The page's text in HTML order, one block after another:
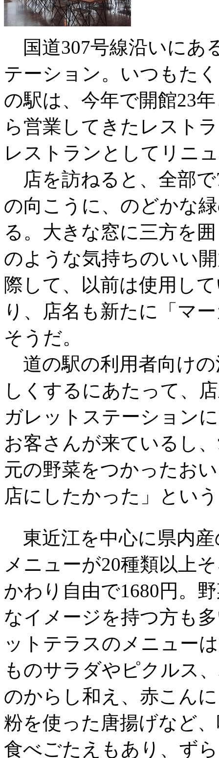
国道307号線沿いにあ
テーション。いつもた
の駅は、今年で開館23
ら営業してきたレスト
レストランとしてリニ
店を訪ねると、全部
の向こうに、のどかな
る。大きな窓に三方を
のような気持ちのいい
際して、以前は使用し
り、店名も新たに「マ
そうだ。
道の駅の利用者向け
しくするにあたって、
ガレットステーション
お客さんが来ているし
元の野菜をつかったお
店にしたかった」とい
東近江を中心に県内
メニューが20種類以上
かわり自由で1680円。
なイメージを持つ方も
ットテラスのメニュー
ものサラダやピクルス
のからし和え、赤こん
粉を使った唐揚げなど
食べごたえもあり、ず